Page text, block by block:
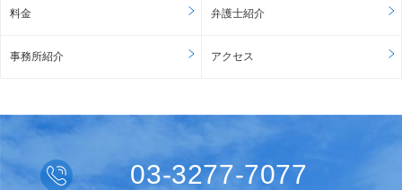
料金 弁護士紹介
事務所紹介 アクセス
03-3277-7077